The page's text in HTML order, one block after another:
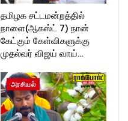
தமிழக சட்டமன்றத்தில்
நாளை(ஆகஸ்ட் 7) நான்
கேட்கும் கேள்விகளுக்கு
முதல்வர் விஜய் வாய்…
அரசியல்